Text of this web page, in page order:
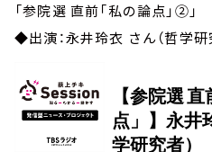
「参院選 直前「私
◆出演：永井玲衣 さん（哲学研